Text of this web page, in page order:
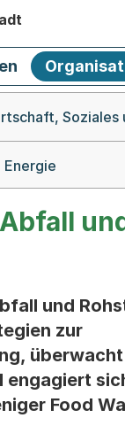
Soziales
und
zur
engagiert
Food